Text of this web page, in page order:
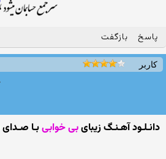
پاسخ بازگفت
کاربر
دانـلـود آهـنـگ زیبایبی خوابیبـا صـدای